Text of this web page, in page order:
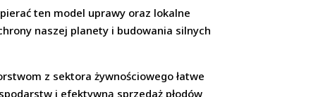
ten model uprawy oraz lokalne
naszej planety i budowania silnych
z sektora żywnościowego łatwe
i efektywną sprzedaż płodów